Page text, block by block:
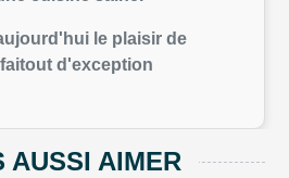
le plaisir de
d'exception
AUSSI AIMER